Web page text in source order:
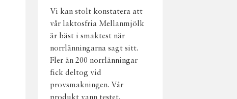
Vi kan stolt konstatera att
vår laktosfria Mellanmjölk
är bäst i smaktest när
norrlänningarna sagt sitt.
Fler än 200 norrlänningar
fick deltog vid
provsmakningen. Vår